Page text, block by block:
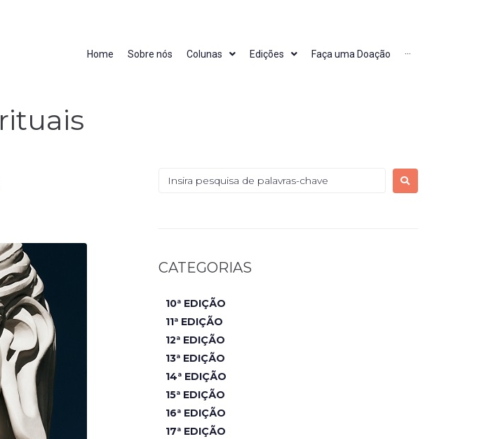
Home Sobre nós Colunas Edições Faça uma Doação ···
rituais
CATEGORIAS
10ª EDIÇÃO
11ª EDIÇÃO
12ª EDIÇÃO
13ª EDIÇÃO
14ª EDIÇÃO
15ª EDIÇÃO
16ª EDIÇÃO
17ª EDIÇÃO